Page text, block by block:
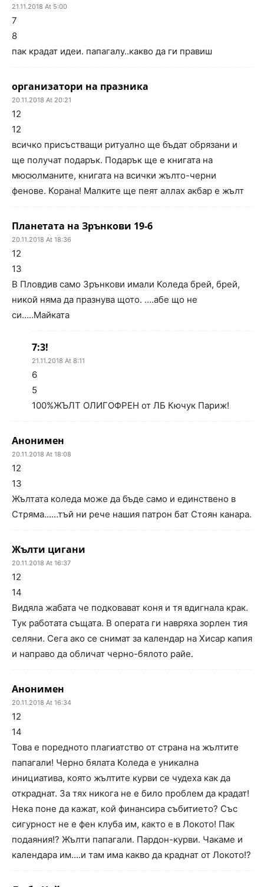
21.11.2018 At 5:00
7
8
пак крадат идеи. папагалу..какво да ги правиш
организатори на празника
20.11.2018 At 20:21
12
12
всичко присъстващи ритуално ще бъдат обрязани и
ще получат подарък. Подарък ще е книгата на
мюсюлманите, книгата на всички жълто-черни
фенове. Корана! Малките ще пеят аллах акбар е жълт
Планетата на Зрънкови 19-6
20.11.2018 At 18:36
12
13
В Пловдив само Зрънкови имали Коледа брей, брей,
никой няма да празнува щото. ….абе що не
си…..Майката
7:3!
21.11.2018 At 8:11
6
5
100%ЖЪЛТ ОЛИГОФРЕН от ЛБ Кючук Париж!
Анонимен
20.11.2018 At 18:08
12
13
Жълтата коледа може да бъде само и единствено в
Стряма……тъй ни рече нашия патрон бат Стоян канара.
Жълти цигани
20.11.2018 At 16:37
12
14
Видяла жабата че подковават коня и тя вдигнала крак.
Тук работата същата. В операта ги навряха зорлен тия
селяни. Сега ако се снимат за календар на Хисар капия
и направо да обличат черно-бялото райе.
Анонимен
20.11.2018 At 16:34
12
14
Това е поредното плагиатство от страна на жълтите
папагали! Черно бялата Коледа е уникална
инициатива, която жълтите курви се чудеха как да
откраднат. За тях никога не е било проблем да крадат!
Нека поне да кажат, кой финансира събитието? Със
сигурност не е фен клуба им, както е в Локото! Пак
подаяния!? Жълти папагали. Пардон-курви. Чакаме и
календара им….и там има какво да краднат от Локото!?